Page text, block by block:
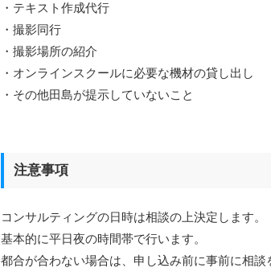
・テキスト作成代行
・撮影同行
・撮影場所の紹介
・オンラインスクールに必要な機材の貸し出し
・その他田島が提示していないこと
注意事項
コンサルティングの日時は相談の上決定します。
基本的に平日夜の時間帯で行います。
都合が合わない場合は、申し込み前に事前に相談